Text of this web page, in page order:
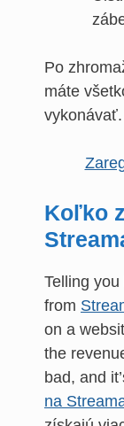
Po
máte
vykonávať.
Koľko
Telling you
from
on a
the
bad, and
na